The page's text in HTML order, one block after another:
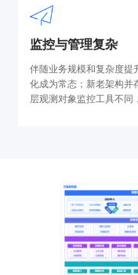
监控与管理复杂
伴随业务规模和复杂度提
化成为常态；新老架构并
层观测对象监控工具不同